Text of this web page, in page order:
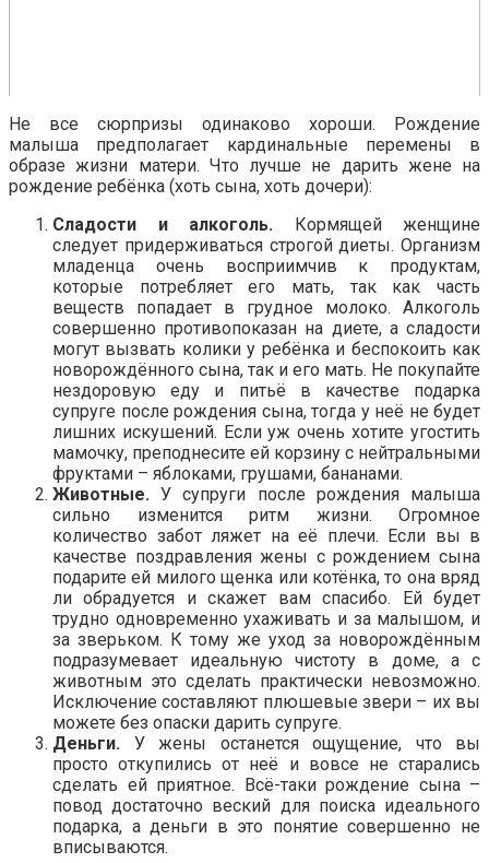
Не все сюрпризы одинаково хороши. Рождение
малыша предполагает кардинальные перемены в
образе жизни матери. Что лучше не дарить жене на
рождение ребёнка (хоть сына, хоть дочери):
Сладости и алкоголь. Кормящей женщине
следует придерживаться строгой диеты. Организм
младенца очень восприимчив к продуктам,
которые потребляет его мать, так как часть
веществ попадает в грудное молоко. Алкоголь
совершенно противопоказан на диете, а сладости
могут вызвать колики у ребёнка и беспокоить как
новорождённого сына, так и его мать. Не покупайте
нездоровую еду и питьё в качестве подарка
супруге после рождения сына, тогда у неё не будет
лишних искушений. Если уж очень хотите угостить
мамочку, преподнесите ей корзину с нейтральными
фруктами – яблоками, грушами, бананами.
Животные. У супруги после рождения малыша
сильно изменится ритм жизни. Огромное
количество забот ляжет на её плечи. Если вы в
качестве поздравления жены с рождением сына
подарите ей милого щенка или котёнка, то она вряд
ли обрадуется и скажет вам спасибо. Ей будет
трудно одновременно ухаживать и за малышом, и
за зверьком. К тому же уход за новорождённым
подразумевает идеальную чистоту в доме, а с
животным это сделать практически невозможно.
Исключение составляют плюшевые звери – их вы
можете без опаски дарить супруге.
Деньги. У жены останется ощущение, что вы
просто откупились от неё и вовсе не старались
сделать ей приятное. Всё-таки рождение сына –
повод достаточно веский для поиска идеального
подарка, а деньги в это понятие совершенно не
вписываются.